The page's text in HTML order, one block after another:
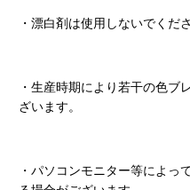
・漂白剤は使用しないでくださ
・生産時期により若干の色ブ
ざいます。
・パソコンモニター等によっ